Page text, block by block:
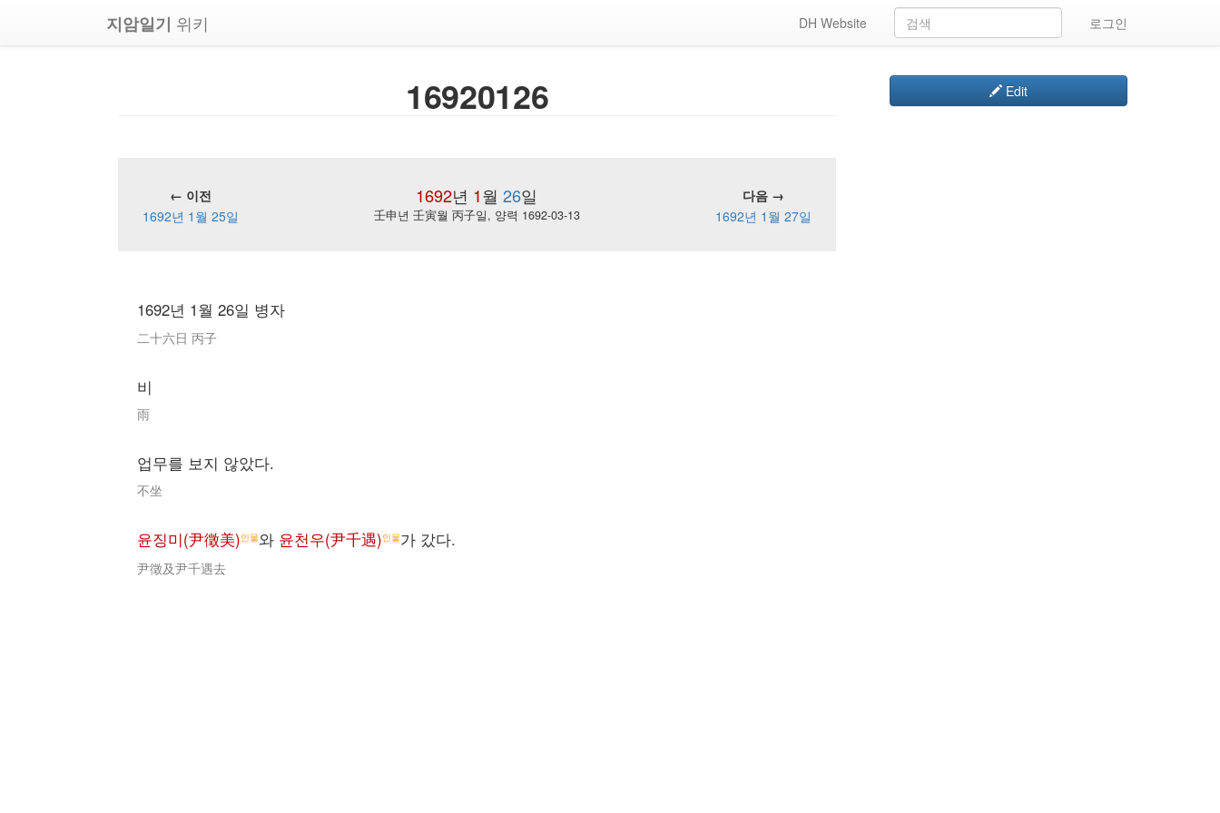
지암일기 위키 로그인
DH Website
16920126
1692년 1월 26일
← 이전
다음 →
1692년 1월 25일
壬申년 壬寅월 丙子일, 양력 1692-03-13 1692년 1월 27일
1692년 1월 26일 병자
二十六日 丙子
비
雨
업무를 보지 않았다.
不坐
윤징미(尹徵美)인물와 윤천우(尹千遇)인물가 갔다.
尹徵及尹千遇去
Edit